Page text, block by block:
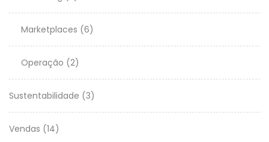
Marketplaces (6)
Operação (2)
Sustentabilidade (3)
Vendas (14)